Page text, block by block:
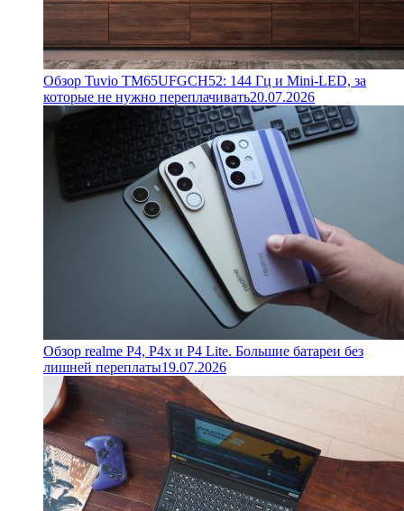
Обзор Tuvio TM65UFGCH52: 144 Гц и Mini-LED, за
которые не нужно переплачивать20.07.2026
Обзор realme P4, P4x и P4 Lite. Большие батареи без
лишней переплаты19.07.2026